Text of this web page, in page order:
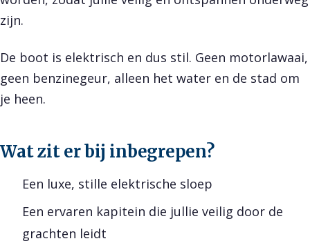
zijn.
De boot is elektrisch en dus stil. Geen motorlawaai,
geen benzinegeur, alleen het water en de stad om
je heen.
Wat zit er bij inbegrepen?
Een luxe, stille elektrische sloep
Een ervaren kapitein die jullie veilig door de
grachten leidt